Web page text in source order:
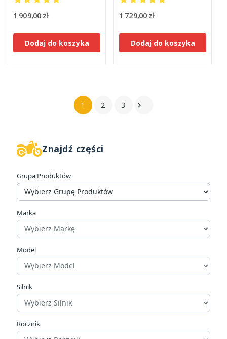
W magazynie 9
Kategorie
Kurtki damskie 12
Kurtki męskie
Cena
zł
Producenci
Rozmiar
Znajdź części
Grupa Produktów
Marka
Model
Silnik
Rocznik
1 909,00 zł
Dodaj do koszyka
1 729,00 zł
Dodaj do koszyka
1 2 3 